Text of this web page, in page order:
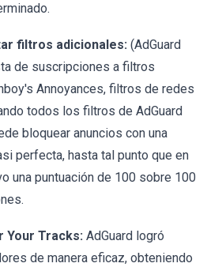
filtros adicionales: (AdGuard
de suscripciones a filtros
Annoyances, filtros de redes
todos los filtros de AdGuard
bloquear anuncios con una
perfecta, hasta tal punto que en
una puntuación de 100 sobre 100
Your Tracks: AdGuard logró
de manera eficaz, obteniendo